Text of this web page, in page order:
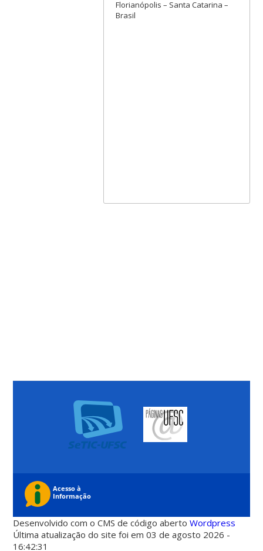
Florianópolis – Santa Catarina –
Brasil
Desenvolvido com o CMS de código abertoWordpress
Última atualização do site foi em 03 de agosto 2026 -
16:42:31